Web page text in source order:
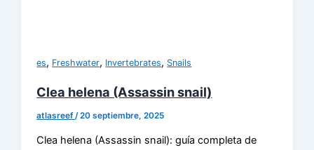
es, Freshwater, Invertebrates, Snails
Clea helena (Assassin snail)
atlasreef /20 septiembre, 2025
Clea helena (Assassin snail): guía completa de